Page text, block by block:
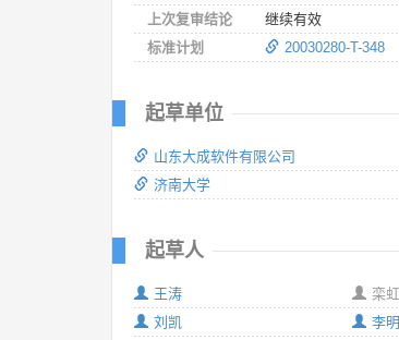
上次复审结论
继续有效
标准计划
20030280-T-348
起草单位
山东大成软件有限公司
济南大学
起草人
王涛
栾虹
刘凯
李明